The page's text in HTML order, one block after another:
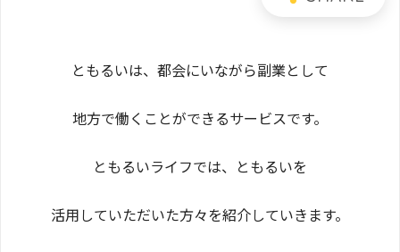
ともるいは、都会にいながら副業として
地方で働くことができるサービスです。
ともるいライフでは、ともるいを
活用していただいた方々を紹介していきます。